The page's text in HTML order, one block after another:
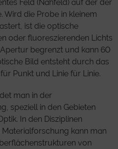
Feld (Nahfeld) auf der der
Wird die Probe in kleinem
ist die optische
oder fluoreszierenden Lichts
begrenzt und kann 60
Bild entsteht durch das
Punkt und Linie für Linie.
man in der
speziell in den Gebieten
In den Disziplinen
kann man
von